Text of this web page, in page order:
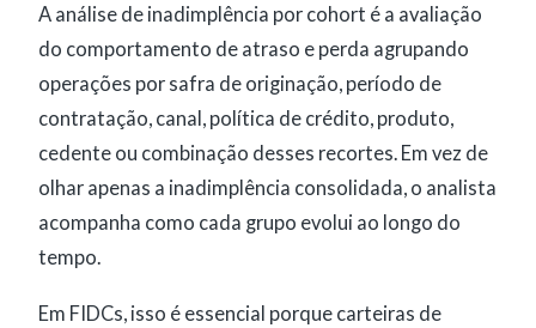
A análise de inadimplência por cohort é a avaliação
do comportamento de atraso e perda agrupando
operações por safra de originação, período de
contratação, canal, política de crédito, produto,
cedente ou combinação desses recortes. Em vez de
olhar apenas a inadimplência consolidada, o analista
acompanha como cada grupo evolui ao longo do
tempo.
Em FIDCs, isso é essencial porque carteiras de